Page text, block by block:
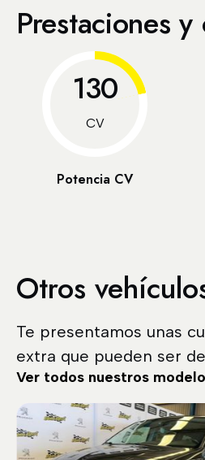
Prestaciones
130
CV
Potencia CV
Otros
Te presentamos unas
extra que pueden ser
Ver todos nuestros